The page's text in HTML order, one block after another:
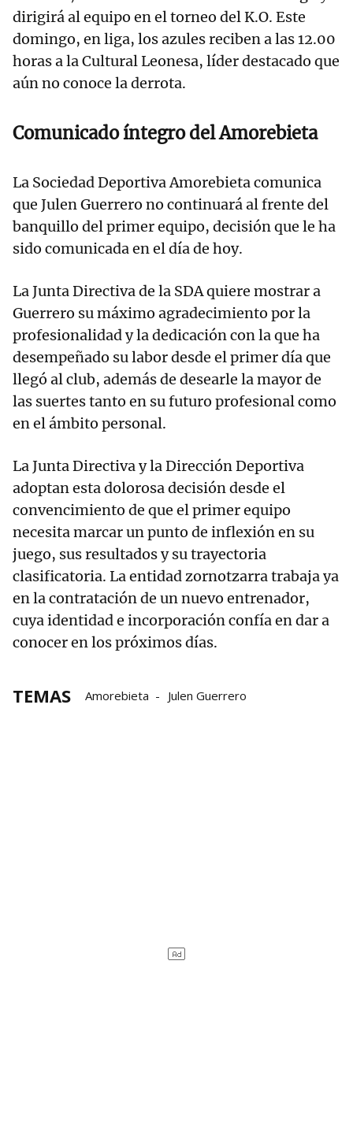
dirigirá al equipo en el torneo del K.O. Este
domingo, en liga, los azules reciben a las 12.00
horas a la Cultural Leonesa, líder destacado que
aún no conoce la derrota.
Comunicado íntegro del Amorebieta
La Sociedad Deportiva Amorebieta comunica
que Julen Guerrero no continuará al frente del
banquillo del primer equipo, decisión que le ha
sido comunicada en el día de hoy.
La Junta Directiva de la SDA quiere mostrar a
Guerrero su máximo agradecimiento por la
profesionalidad y la dedicación con la que ha
desempeñado su labor desde el primer día que
llegó al club, además de desearle la mayor de
las suertes tanto en su futuro profesional como
en el ámbito personal.
La Junta Directiva y la Dirección Deportiva
adoptan esta dolorosa decisión desde el
convencimiento de que el primer equipo
necesita marcar un punto de inflexión en su
juego, sus resultados y su trayectoria
clasificatoria. La entidad zornotzarra trabaja ya
en la contratación de un nuevo entrenador,
cuya identidad e incorporación confía en dar a
conocer en los próximos días.
TEMAS Amorebieta Julen Guerrero